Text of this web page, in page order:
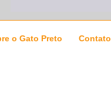
o Gato Preto Contato